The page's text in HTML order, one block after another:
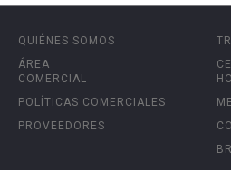
QUIÉNES SOMOS
ÁREA
COMERCIAL
POLÍTICAS COMERCIALES
PROVEEDORES